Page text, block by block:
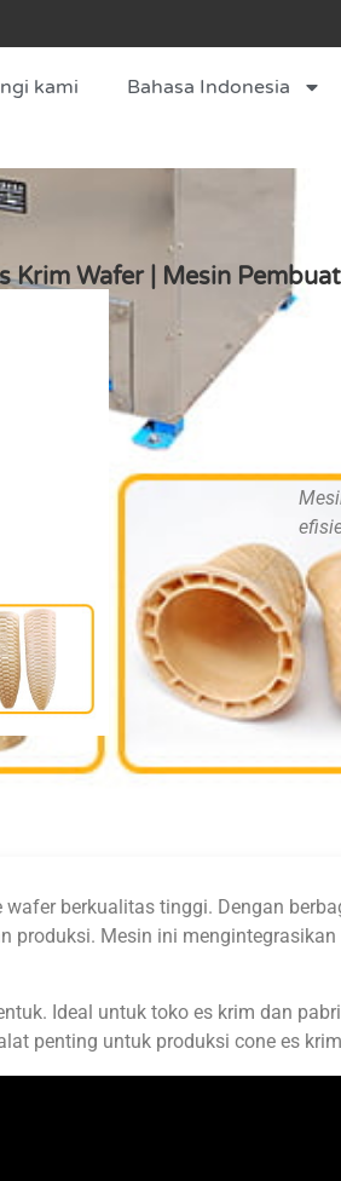
kami Bahasa Indonesia
Krim Wafer | Mesin
berkualitas tinggi. Dengan
produksi. Mesin ini
Ideal untuk toko es krim dan
penting untuk produksi cone es